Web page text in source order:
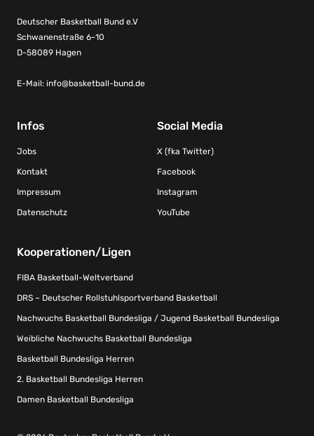
Deutscher Basketball Bund e.V
Schwanenstraße 6-10
D-58089 Hagen
E-Mail: info@basketball-bund.de
Infos
Jobs
Kontakt
Impressum
Datenschutz
Social Media
X (fka Twitter)
Facebook
Instagram
YouTube
Kooperationen/Ligen
FIBA Basketball-Weltverband
DRS – Deutscher Rollstuhlsportverband Basketball
Nachwuchs Basketball Bundesliga / Jugend Basketball Bundesliga
Weibliche Nachwuchs Basketball Bundesliga
Basketball Bundesliga Herren
2. Basketball Bundesliga Herren
Damen Basketball Bundesliga